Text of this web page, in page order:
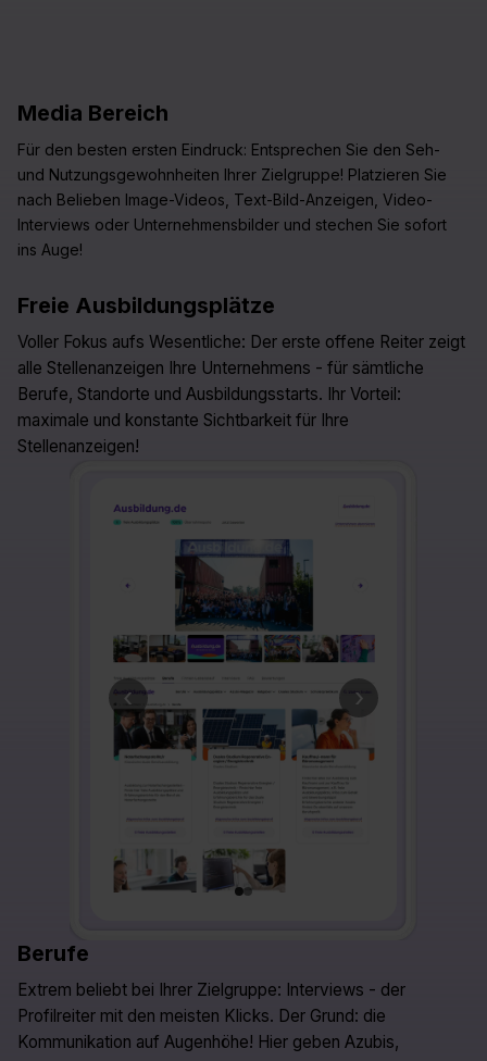
Media Bereich
Für den besten ersten Eindruck: Entsprechen Sie den Seh-
und Nutzungsgewohnheiten Ihrer Zielgruppe! Platzieren Sie
nach Belieben Image-Videos, Text-Bild-Anzeigen, Video-
Interviews oder Unternehmensbilder und stechen Sie sofort
ins Auge!
Freie Ausbildungsplätze
Voller Fokus aufs Wesentliche: Der erste offene Reiter zeigt
alle Stellenanzeigen Ihre Unternehmens - für sämtliche
Berufe, Standorte und Ausbildungsstarts. Ihr Vorteil:
maximale und konstante Sichtbarkeit für Ihre
Stellenanzeigen!
‹ ›
Berufe
Extrem beliebt bei Ihrer Zielgruppe: Interviews - der
Profilreiter mit den meisten Klicks. Der Grund: die
Kommunikation auf Augenhöhe! Hier geben Azubis,